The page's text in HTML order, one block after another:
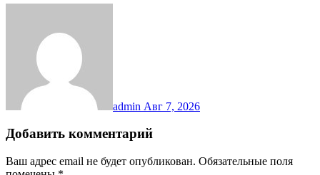
admin Авг 7, 2026
Добавить комментарий
Ваш адрес email не будет опубликован. Обязательные поля